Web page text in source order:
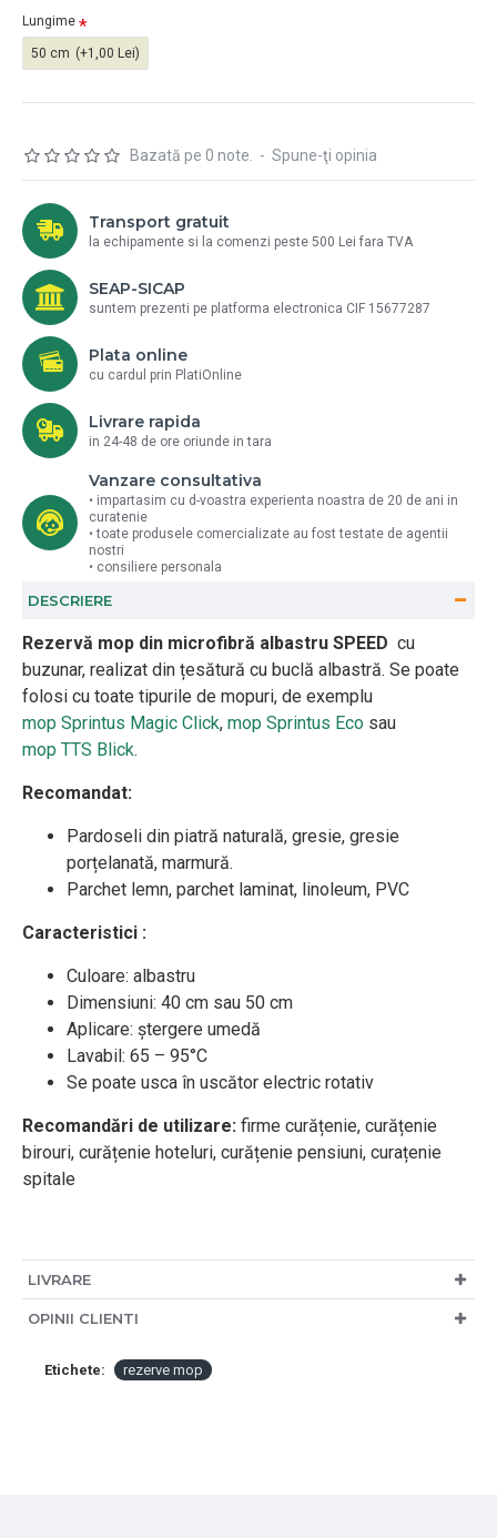
Bazată pe 0 note. - Spune-ţi opinia
Lungime
50 cm (+1,00 Lei)
Transport gratuit
la echipamente si la comenzi peste 500 Lei fara TVA
SEAP-SICAP
suntem prezenti pe platforma electronica CIF 15677287
Plata online
cu cardul prin PlatiOnline
Livrare rapida
in 24-48 de ore oriunde in tara
Vanzare consultativa
• impartasim cu d-voastra experienta noastra de 20 de ani in
curatenie
• toate produsele comercializate au fost testate de agentii
nostri
• consiliere personala
DESCRIERE
Rezervă mop din microfibră albastru SPEED cu
buzunar, realizat din țesătură cu buclă albastră. Se poate
folosi cu toate tipurile de mopuri, de exemplu
mop Sprintus Magic Click, mop Sprintus Eco sau
mop TTS Blick.
Recomandat:
Pardoseli din piatră naturală, gresie, gresie
porțelanată, marmură.
Parchet lemn, parchet laminat, linoleum, PVC
Caracteristici :
Culoare: albastru
Dimensiuni: 40 cm sau 50 cm
Aplicare: ștergere umedă
Lavabil: 65 – 95°C
Se poate usca în uscător electric rotativ
Recomandări de utilizare: firme curățenie, curățenie
birouri, curățenie hoteluri, curățenie pensiuni, curațenie
spitale
LIVRARE
OPINII CLIENTI
Etichete: rezerve mop